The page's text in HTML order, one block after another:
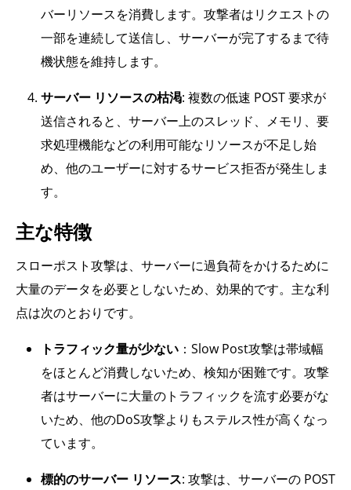
バーリソースを消費します。攻撃者はリクエストの
一部を連続して送信し、サーバーが完了するまで待
機状態を維持します。
サーバー リソースの枯渇: 複数の低速 POST 要求が
送信されると、サーバー上のスレッド、メモリ、要
求処理機能などの利用可能なリソースが不足し始
め、他のユーザーに対するサービス拒否が発生しま
す。
主な特徴
スローポスト攻撃は、サーバーに過負荷をかけるために
大量のデータを必要としないため、効果的です。主な利
点は次のとおりです。
トラフィック量が少ない ：Slow Post攻撃は帯域幅
をほとんど消費しないため、検知が困難です。攻撃
者はサーバーに大量のトラフィックを流す必要がな
いため、他のDoS攻撃よりもステルス性が高くなっ
ています。
標的のサーバー リソース: 攻撃は、サーバーの POST